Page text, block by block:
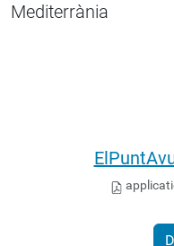
Mediterrània